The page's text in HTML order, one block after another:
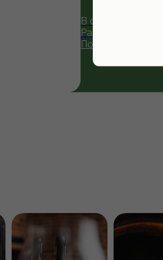
В субботу, 11
Padron
Подробнее